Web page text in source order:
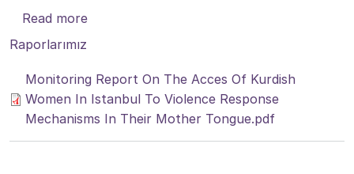
Read moreabout Monitoring Report On The Access
Raporlarımız
Monitoring Report On The Acces Of Kurdish
Women In Istanbul To Violence Response
Mechanisms In Their Mother Tongue.pdf